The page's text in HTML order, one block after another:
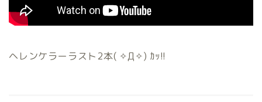
ヘレンケラーラスト2本( ✧Д✧) ｶｯ!!